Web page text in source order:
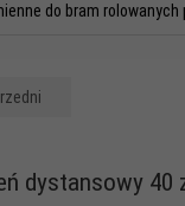
do bram rolowanych
dystansowy 40